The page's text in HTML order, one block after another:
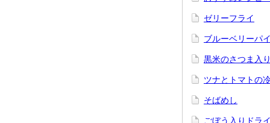
ゼリーフライ
ブルーベリーパイ
黒米のさつま入
ツナとトマトの
そばめし
ごぼう入りドラ